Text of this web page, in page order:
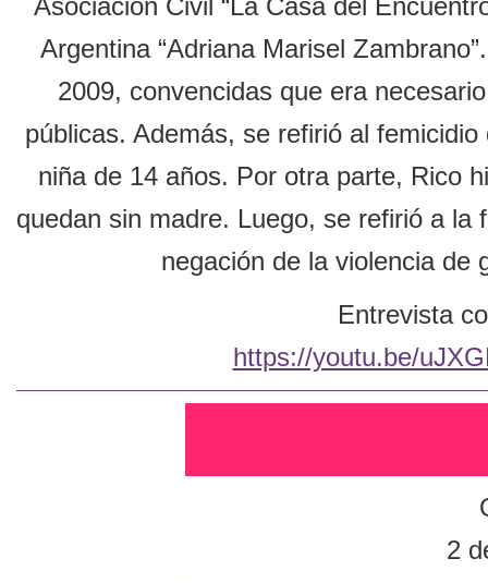
Asociación Civil “La Casa del
Argentina “Adriana Marisel
2009, convencidas que era
públicas. Además, se refirió al
niña de 14 años. Por otra parte, Rico
quedan sin madre. Luego, se refirió a
negación de la violencia de
Entrevista
https://youtu.be/
2